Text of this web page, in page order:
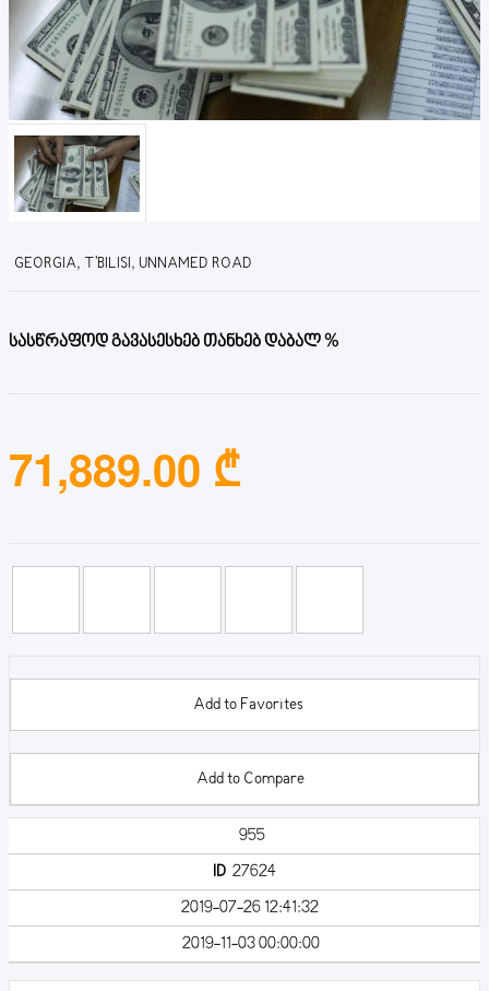
GEORGIA, T'BILISI, UNNAMED ROAD
სასწრაფოდ გავასესხებ თანხებ დაბალ %
71,889.00 ₾
Add to Favorites
Add to Compare
955
ID27624
2019-07-26 12:41:32
2019-11-03 00:00:00